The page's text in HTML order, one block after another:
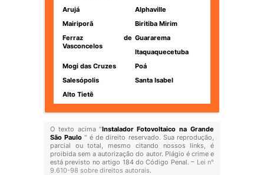
Arujá
Alphaville
Mairiporã
Biritiba Mirim
Ferraz de
Vasconcelos
Guararema
Itaquaquecetuba
Mogi das Cruzes
Poá
Salesópolis
Santa Isabel
Alto Tietê
O texto acima "Instalador Fotovoltaico na Grande
São Paulo" é de direito reservado. Sua reprodução,
parcial ou total, mesmo citando nossos links, é
proibida sem a autorização do autor. Plágio é crime e
está previsto no artigo 184 do Código Penal. – Lei n°
9.610-98 sobre direitos autorais.